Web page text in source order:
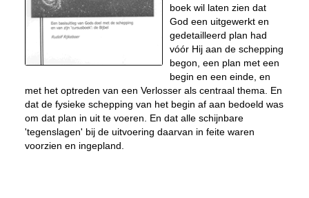
boek wil laten zien dat
God een uitgewerkt en
gedetailleerd plan had
vóór Hij aan de schepping
begon, een plan met een
begin en een einde, en
met het optreden van een Verlosser als centraal thema. En
dat de fysieke schepping van het begin af aan bedoeld was
om dat plan in uit te voeren. En dat alle schijnbare
'tegenslagen' bij de uitvoering daarvan in feite waren
voorzien en ingepland.